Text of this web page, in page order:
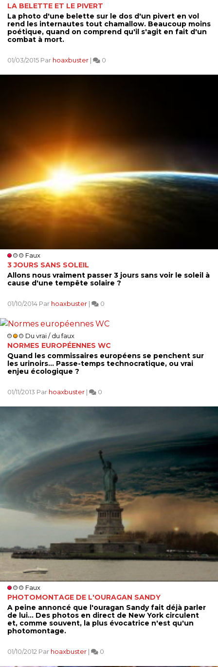
LA BELETTE ET LE PIVERT
La photo d'une belette sur le dos d'un pivert en vol
rend les internautes tout chamallow. Beaucoup moins
poétique, quand on comprend qu'il s'agit en fait d'un
combat à mort.
01/03/2015 Par hoaxbuster | 0
Faux
3 JOURS SANS SOLEIL
Allons nous vraiment passer 3 jours sans voir le soleil à
cause d'une tempête solaire ?
01/10/2014 Par hoaxbuster | 0
Du vrai / du faux
NORMES EUROPÉENNES WC
Quand les commissaires européens se penchent sur
les urinoirs... Passe-temps technocratique, ou vrai
enjeu écologique ?
01/11/2013 Par hoaxbuster | 0
Faux
PHOTOMONTAGE DE L'OURAGAN SANDY
A peine annoncé que l'ouragan Sandy fait déjà parler
de lui... Des photos en direct de New York circulent
et, comme souvent, la plus évocatrice n'est qu'un
photomontage.
01/10/2012 Par hoaxbuster | 0